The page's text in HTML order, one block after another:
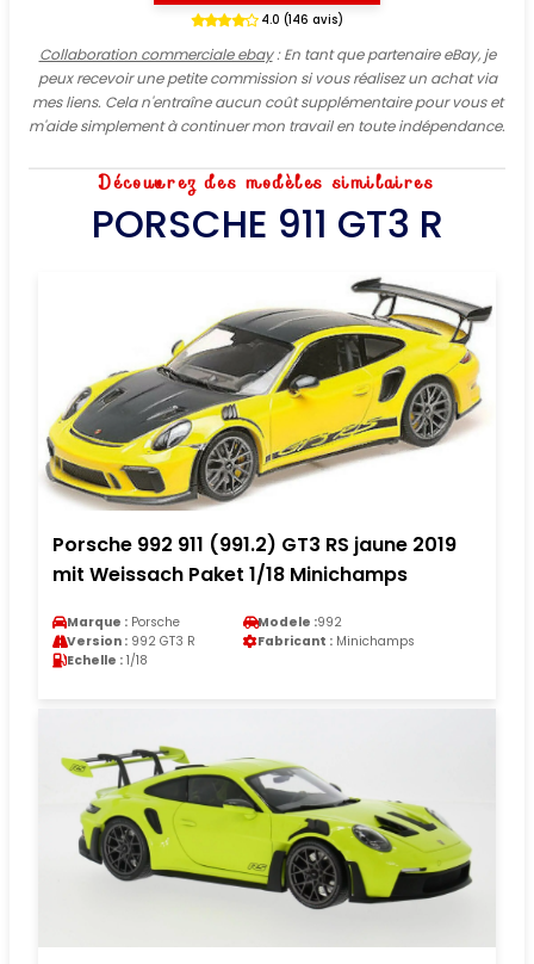
4.0 (146 avis)
Collaboration commerciale ebay: En tant que partenaire eBay, je
peux recevoir une petite commission si vous réalisez un achat via
mes liens. Cela n'entraîne aucun coût supplémentaire pour vous et
m'aide simplement à continuer mon travail en toute indépendance.
Découvrez des modèles similaires
PORSCHE 911 GT3 R
Porsche 992 911 (991.2) GT3 RS jaune 2019
mit Weissach Paket 1/18 Minichamps
Marque : Porsche Modele :992
Version : 992 GT3 R Fabricant : Minichamps
Echelle : 1/18